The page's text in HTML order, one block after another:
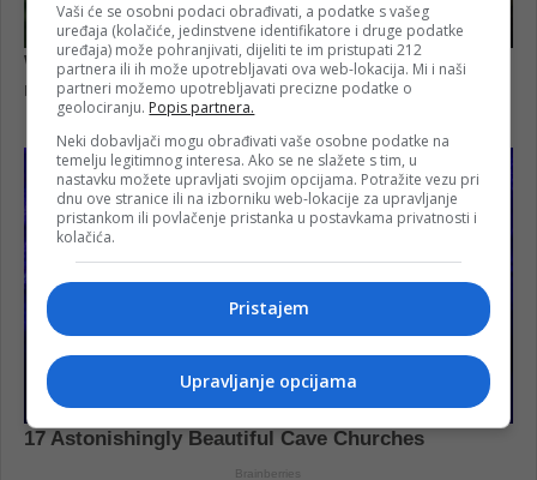
Vaši će se osobni podaci obrađivati, a podatke s vašeg
uređaja (kolačiće, jedinstvene identifikatore i druge podatke
uređaja) može pohranjivati, dijeliti te im pristupati 212
partnera ili ih može upotrebljavati ova web-lokacija. Mi i naši
partneri možemo upotrebljavati precizne podatke o
geolociranju. Popis partnera.
Neki dobavljači mogu obrađivati vaše osobne podatke na
temelju legitimnog interesa. Ako se ne slažete s tim, u
nastavku možete upravljati svojim opcijama. Potražite vezu pri
dnu ove stranice ili na izborniku web-lokacije za upravljanje
pristankom ili povlačenje pristanka u postavkama privatnosti i
kolačića.
Pristajem
Upravljanje opcijama